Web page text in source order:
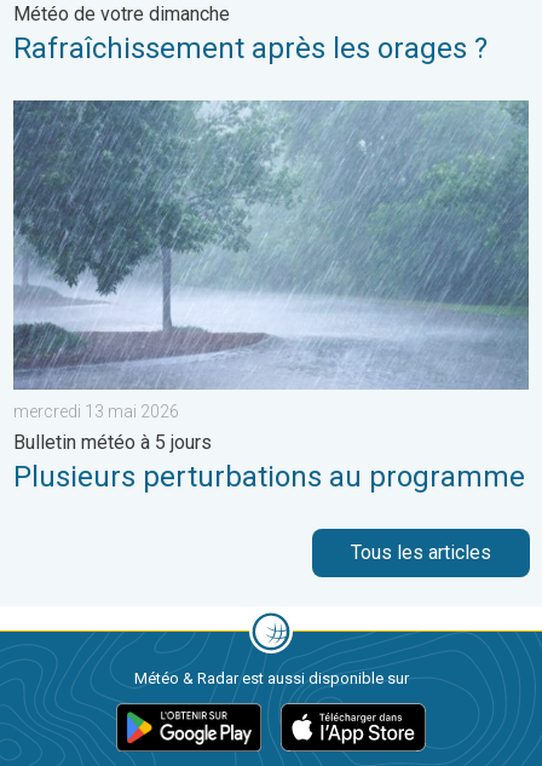
Météo de votre dimanche
Rafraîchissement après les orages ?
Plusieurs perturbations au programme. Bulletin météo à 5
mercredi 13 mai 2026
Bulletin météo à 5 jours
Plusieurs perturbations au programme
Tous les articles
Météo & Radar est aussi disponible sur